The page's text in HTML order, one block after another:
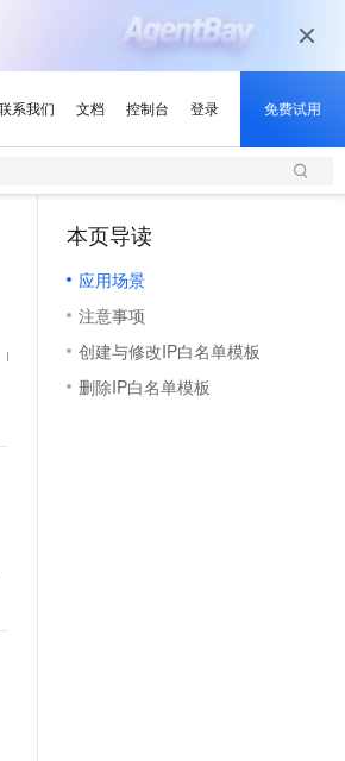
本页导读
应用场景
注意事项
创建与修改IP白名单模板
删除IP白名单模板